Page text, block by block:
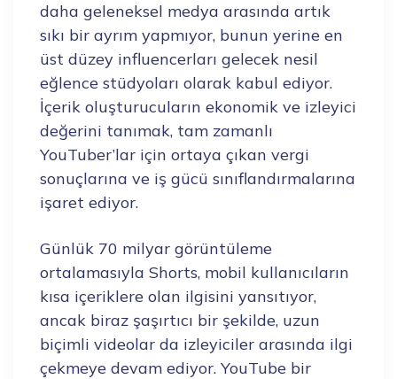
daha geleneksel medya arasında artık
sıkı bir ayrım yapmıyor, bunun yerine en
üst düzey influencerları gelecek nesil
eğlence stüdyoları olarak kabul ediyor.
İçerik oluşturucuların ekonomik ve izleyici
değerini tanımak, tam zamanlı
YouTuber’lar için ortaya çıkan vergi
sonuçlarına ve iş gücü sınıflandırmalarına
işaret ediyor.
Günlük 70 milyar görüntüleme
ortalamasıyla Shorts, mobil kullanıcıların
kısa içeriklere olan ilgisini yansıtıyor,
ancak biraz şaşırtıcı bir şekilde, uzun
biçimli videolar da izleyiciler arasında ilgi
çekmeye devam ediyor. YouTube bir